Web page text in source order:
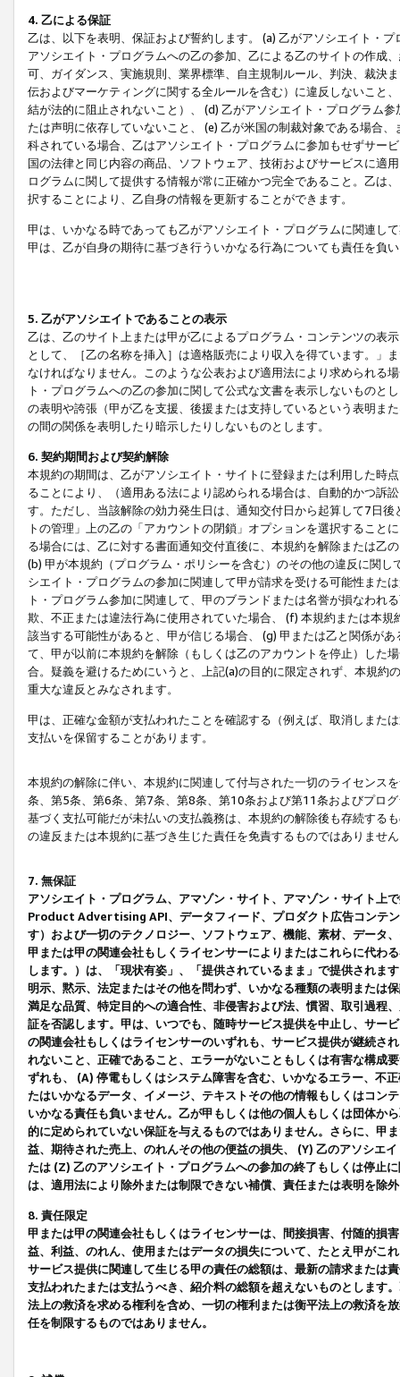
4. 乙による保証
乙は、以下を表明、保証および誓約します。 (a) 乙がアソシエイト・
アソシエイト・プログラムへの乙の参加、乙による乙のサイトの作成
可、ガイダンス、実施規則、業界標準、自主規制ルール、判決、裁決
伝およびマーケティングに関する全ルールを含む）に違反しないこと
結が法的に阻止されないこと）、 (d) 乙がアソシエイト・プログラム
たは声明に依存していないこと、 (e) 乙が米国の制裁対象である場合
科されている場合、乙はアソシエイト・プログラムに参加もせずサー
国の法律と同じ内容の商品、ソフトウェア、技術およびサービスに適
ログラムに関して提供する情報が常に正確かつ完全であること。乙は
択することにより、乙自身の情報を更新することができます。
甲は、いかなる時であっても乙がアソシエイト・プログラムに関連し
甲は、乙が自身の期待に基づき行ういかなる行為についても責任を負
5. 乙がアソシエイトであることの表示
乙は、乙のサイト上または甲が乙によるプログラム・コンテンツの表
として、［乙の名称を挿入］は適格販売により収入を得ています。」
なければなりません。このような公表および適用法により求められる
ト・プログラムへの乙の参加に関して公式な文書を表示しないもの
の表明や誇張（甲が乙を支援、後援または支持しているという表明ま
の間の関係を表明したり暗示したりしないものとします。
6. 契約期間および契約解除
本規約の期間は、乙がアソシエイト・サイトに登録または利用した時
ることにより、（適用ある法により認められる場合は、自動的かつ訴
す。ただし、当該解除の効力発生日は、通知交付日から起算して7日
トの管理」上の乙の「アカウントの閉鎖」オプションを選択するこ
る場合には、乙に対する書面通知交付直後に、本規約を解除または乙
(b) 甲が本規約（プログラム・ポリシーを含む）のその他の違反に関
シエイト・プログラムの参加に関連して甲が請求を受ける可能性また
ト・プログラム参加に関連して、甲のブランドまたは名誉が損なわれ
欺、不正または違法行為に使用されていた場合、 (f) 本規約または本
該当する可能性があると、甲が信じる場合、 (g) 甲または乙と関係が
て、甲が以前に本規約を解除（もしくは乙のアカウントを停止）した
合。疑義を避けるためにいうと、上記(a)の目的に限定されず、本規
重大な違反とみなされます。
甲は、正確な金額が支払われたことを確認する（例えば、取消しまた
支払いを保留することがあります。
本規約の解除に伴い、本規約に関連して付与された一切のライセンス
条、第5条、第6条、第7条、第8条、第10条および第11条およびプロ
基づく支払可能だが未払いの支払義務は、本規約の解除後も存続する
の違反または本規約に基づき生じた責任を免責するものではありませ
7. 無保証
アソシエイト・プログラム、アマゾン・サイト、アマゾン・サイト上
Product Advertising API、データフィード、プロダクト広告コンテ
す）および一切のテクノロジー、ソフトウェア、機能、素材、データ
甲または甲の関連会社もしくライセンサーによりまたはこれらに代わ
します。）は、「現状有姿」、「提供されているまま」で提供されま
明示、黙示、法定またはその他を問わず、いかなる種類の表明または
満足な品質、特定目的への適合性、非侵害および法、慣習、取引過程
証を否認します。甲は、いつでも、随時サービス提供を中止し、サー
の関連会社もしくはライセンサーのいずれも、サービス提供が継続さ
れないこと、正確であること、エラーがないこともしくは有害な構成
ずれも、 (A) 停電もしくはシステム障害を含む、いかなるエラー、不
たはいかなるデータ、イメージ、テキストその他の情報もしくはコン
いかなる責任も負いません。乙が甲もしくは他の個人もしくは団体か
的に定められていない保証を与えるものではありません。さらに、甲
益、期待された売上、のれんその他の便益の損失、 (Y) 乙のアソシエ
たは (Z) 乙のアソシエイト・プログラムへの参加の終了もしくは停止
は、適用法により除外または制限できない補償、責任または表明を除
8. 責任限定
甲または甲の関連会社もしくはライセンサーは、間接損害、付随的損
益、利益、のれん、使用またはデータの損失について、たとえ甲がこ
サービス提供に関連して生じる甲の責任の総額は、最新の請求または
支払われたまたは支払うべき、紹介料の総額を超えないものとします
法上の救済を求める権利を含め、一切の権利または衡平法上の救済を
任を制限するものではありません。